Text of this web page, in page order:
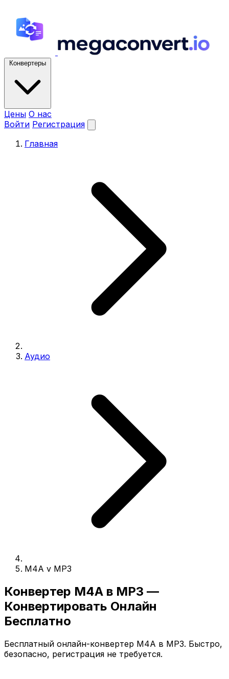
Конвертеры
Цены О нас
Войти Регистрация
Главная
Аудио
M4A v MP3
Конвертер M4A в MP3 —
Конвертировать Онлайн
Бесплатно
Бесплатный онлайн-конвертер M4A в MP3. Быстро,
безопасно, регистрация не требуется.